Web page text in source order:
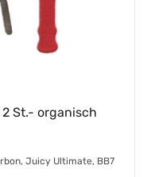
St.- organisch
Juicy Ultimate, BB7